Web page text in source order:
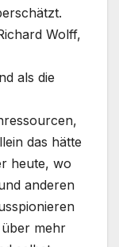
Wolff,
als die
das hätte
heute, wo
anderen
über mehr